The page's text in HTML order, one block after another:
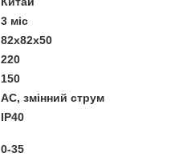
3 міс
82х82х50
220
150
АС, змінний струм
IP40
0-35